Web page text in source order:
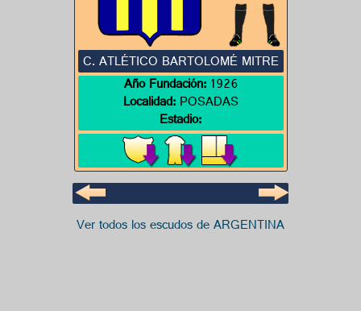
C. ATLÉTICO BARTOLOMÉ MITRE
Año Fundación:1926
Localidad:POSADAS
Estadio:
Ver todos los escudos de ARGENTINA